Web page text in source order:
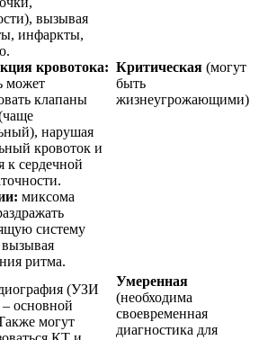
вызывая
инфаркты,
кровотока:
может
клапаны
нарушая
кровоток и
к сердечной
миксома
систему
вызывая
ритма.
Критическая (могут
быть
жизнеугрожающими)
(УЗИ
– основной
могут
Умеренная
(необходима
своевременная
диагностика для